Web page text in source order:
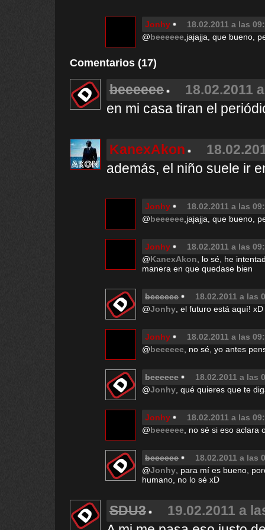
Jonhy
18.02.2011 a las
@beeeeee ,jajajja, que bueno,
Comentarios (17)
beeeeee
18.02.2011
en mi casa tiran el
KanexAkon
además, el niño suele ir
Jonhy
18.02.2011 a las
@beeeeee ,jajajja, que bueno,
Jonhy
18.02.2011 a las
@KanexAkon , lo sé, he
manera en que quedase bien
beeeeee
18.02.2011 a las
@Jonhy , el futuro está aquí! xD
Jonhy
18.02.2011 a las
@beeeeee , no sé, yo antes
beeeeee
18.02.2011 a las
@Jonhy , qué quieres que te
Jonhy
18.02.2011 a las
@beeeeee , no sé si eso aclara
beeeeee
18.02.2011 a las
@Jonhy , para mí es bueno,
humano, no lo sé xD
SDU3
19.02.2011 a